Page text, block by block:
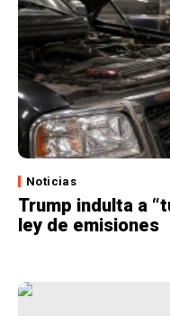
Noticias
Trump indulta a
ley de emisiones